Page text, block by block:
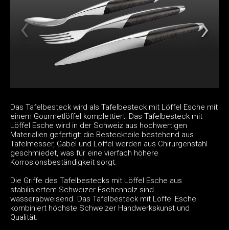
Das Tafelbesteck wird als Tafelbesteck mit Löffel Esche mit
einem Gourmetlöffel komplettiert! Das Tafelbesteck mit
Löffel Esche wird in der Schweiz aus hochwertigen
Materialien gefertigt: die Besteckteile bestehend aus
Tafelmesser, Gabel und Löffel werden aus Chirurgenstahl
geschmiedet, was für eine vierfach höhere
Korrosionsbeständigkeit sorgt.
Die Griffe des Tafelbestecks mit Löffel Esche aus
stabilisiertem Schweizer Eschenholz sind
wasserabweisend. Das Tafelbesteck mit Löffel Esche
kombiniert höchste Schweizer Handwerkskunst und
Qualität.